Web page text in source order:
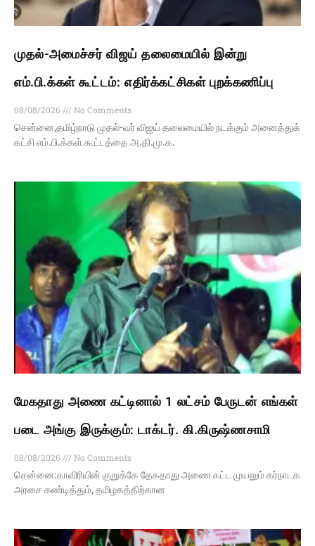
முதல்-அமைச்சர் விஜய் தலைமையில் இன்று
எம்.பி.க்கள் கூட்டம்: எதிர்க்கட்சிகள் புறக்கணிப்பு
08/08/2026
No Comments
சென்னை,தமிழ்நாடு முதல்-வர் விஜய் தலைமையில் நடக்கும் அனைத்துக்
கட்சி எம்.பி.க்கள் கூட்டத்தை அ.தி.மு.க.
மேகதாது அணை கட்டினால் 1 லட்சம் பேருடன் எங்கள்
படை அங்கு இருக்கும்: டாக்டர். கி.கிருஷ்ணசாமி
08/08/2026
No Comments
சென்னை:காவிரியின் குறுக்கே தேகதாது அணை கட்ட முயலும் கர்நாடக
அரசை கண்டித்தும், தமிழகத்திற்கான